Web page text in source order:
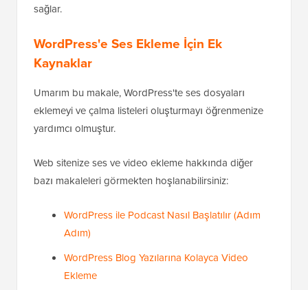
sağlar.
WordPress'e Ses Ekleme İçin Ek
Kaynaklar
Umarım bu makale, WordPress'te ses dosyaları
eklemeyi ve çalma listeleri oluşturmayı öğrenmenize
yardımcı olmuştur.
Web sitenize ses ve video ekleme hakkında diğer
bazı makaleleri görmekten hoşlanabilirsiniz:
WordPress ile Podcast Nasıl Başlatılır (Adım
Adım)
WordPress Blog Yazılarına Kolayca Video
Ekleme